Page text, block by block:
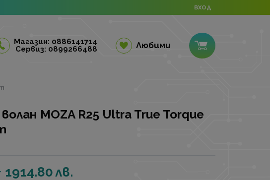
ВХОД
Магазин: 0886141714
Сервиз: 0899266488
Любими
MOZA R25 Ultra True Torque
1914.80лв.